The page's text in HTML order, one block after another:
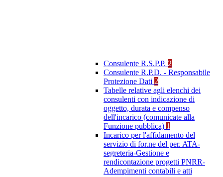
Consulente R.S.P.P. 2
Consulente R.P.D. - Responsabile
Protezione Dati 2
Tabelle relative agli elenchi dei
consulenti con indicazione di
oggetto, durata e compenso
dell'incarico (comunicate alla
Funzione pubblica) 1
Incarico per l'affidamento del
servizio di for.ne del per. ATA-
segreteria-Gestione e
rendicontazione progetti PNRR-
Adempimenti contabili e atti